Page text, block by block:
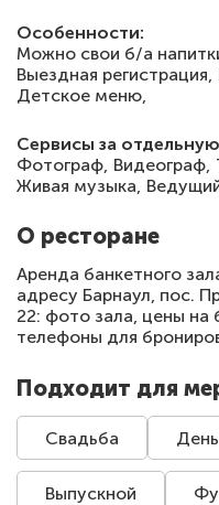
Особенности:
Можно свои б/а
Выездная регистрация,
Детское меню,
Сервисы за
Фотограф, Видеограф,
Живая музыка,
О ресторане
Аренда банкетного
адресу Барнаул, пос.
22: фото зала, цены на
телефоны для
Подходит для
Свадьба
Выпускной